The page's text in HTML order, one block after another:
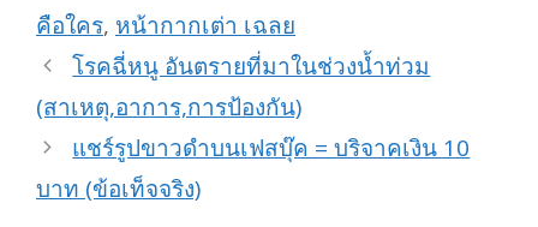
คือใคร, หน้ากากเต่า เฉลย
โรคฉี่หนู อันตรายที่มาในช่วงน้ำท่วม
(สาเหตุ,อาการ,การป้องกัน)
แชร์รูปขาวดำบนเฟสบุ๊ค = บริจาคเงิน 10
บาท (ข้อเท็จจริง)